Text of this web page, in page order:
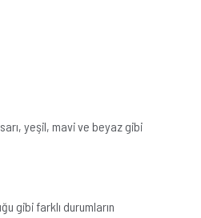
sarı, yeşil, mavi ve beyaz gibi
gibi farklı durumların